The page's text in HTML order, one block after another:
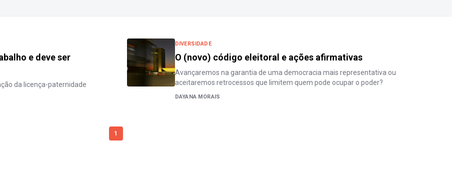
e deve ser
da licença-paternidade
DIVERSIDADE
O (novo) código eleitoral e ações afirmativas
Avançaremos na garantia de uma democracia mais representativa ou
aceitaremos retrocessos que limitem quem pode ocupar o poder?
DAYANA MORAIS
1